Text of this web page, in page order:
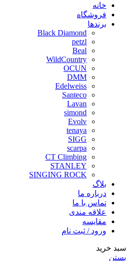
خانه
فروشگاه
برندها
Black Diamond
petzl
Beal
WildCountry
OCUN
DMM
Edelweiss
Santeco
Lavan
simond
Evolv
tenaya
SIGG
scarpa
CT Climbing
STANLEY
SINGING ROCK
بلاگ
درباره ما
تماس با ما
علاقه مندی
مقايسه
ورود / ثبت نام
سبد خرید
بستن